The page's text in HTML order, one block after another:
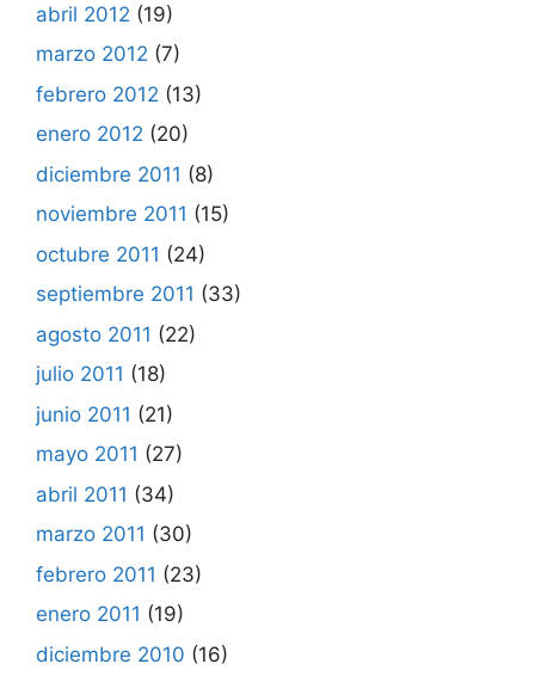
abril 2012 (19)
marzo 2012 (7)
febrero 2012 (13)
enero 2012 (20)
diciembre 2011 (8)
noviembre 2011 (15)
octubre 2011 (24)
septiembre 2011 (33)
agosto 2011 (22)
julio 2011 (18)
junio 2011 (21)
mayo 2011 (27)
abril 2011 (34)
marzo 2011 (30)
febrero 2011 (23)
enero 2011 (19)
diciembre 2010 (16)